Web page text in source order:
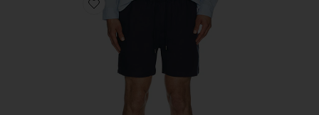
Favorite ШОРТЫ